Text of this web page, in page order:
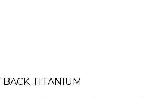
TITANIUM